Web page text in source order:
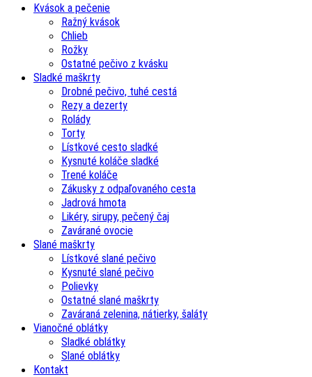
Kvások a pečenie
Ražný kvások
Chlieb
Rožky
Ostatné pečivo z kvásku
Sladké maškrty
Drobné pečivo, tuhé cestá
Rezy a dezerty
Rolády
Torty
Lístkové cesto sladké
Kysnuté koláče sladké
Trené koláče
Zákusky z odpaľovaného cesta
Jadrová hmota
Likéry, sirupy, pečený čaj
Zavárané ovocie
Slané maškrty
Lístkové slané pečivo
Kysnuté slané pečivo
Polievky
Ostatné slané maškrty
Zaváraná zelenina, nátierky, šaláty
Vianočné oblátky
Sladké oblátky
Slané oblátky
Kontakt